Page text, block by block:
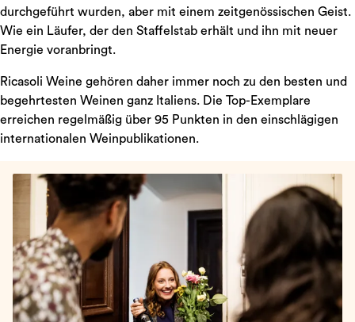
durchgeführt wurden, aber mit einem zeitgenössischen Geist.
Wie ein Läufer, der den Staffelstab erhält und ihn mit neuer
Energie voranbringt.
Ricasoli Weine gehören daher immer noch zu den besten und
begehrtesten Weinen ganz Italiens. Die Top-Exemplare
erreichen regelmäßig über 95 Punkten in den einschlägigen
internationalen Weinpublikationen.